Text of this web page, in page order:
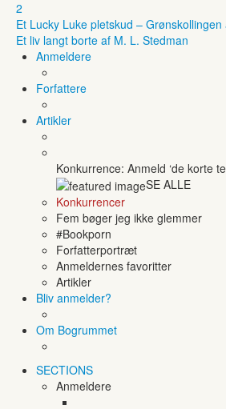
2
Et Lucky Luke pletskud –
Et liv langt borte af M. L. Stedman
Anmeldere
Forfattere
Artikler
Konkurrence: Anmeld ‘de korte
SE ALLE
Konkurrencer
Fem bøger jeg ikke glemmer
#Bookporn
Forfatterportræt
Anmeldernes favoritter
Artikler
Bliv anmelder?
Om Bogrummet
SECTIONS
Anmeldere